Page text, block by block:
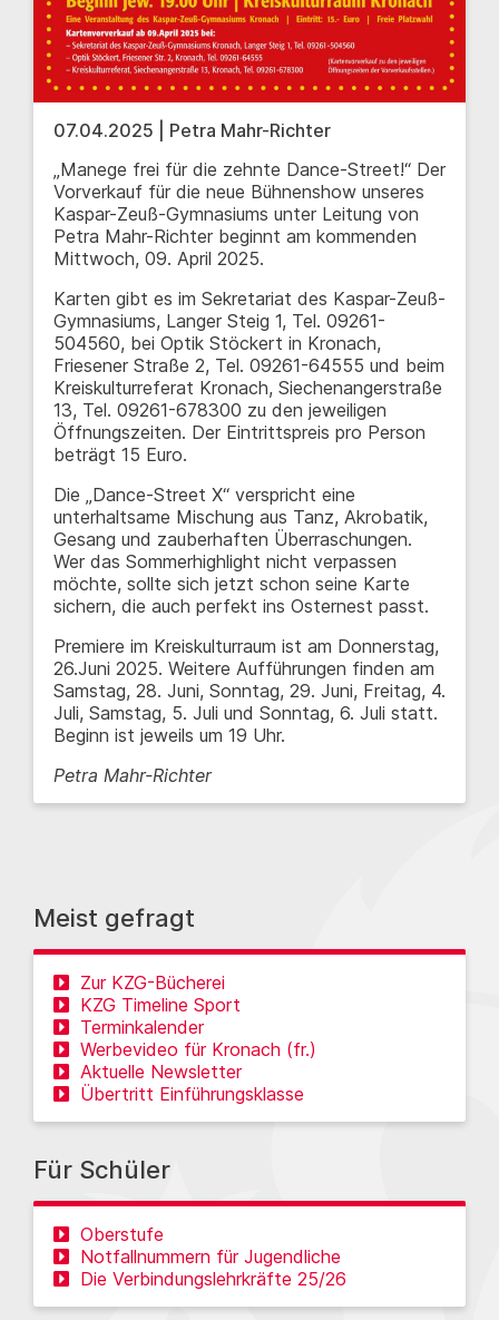
07.04.2025 | Petra Mahr-Richter
„Manege frei für die zehnte Dance-Street!“ Der
Vorverkauf für die neue Bühnenshow unseres
Kaspar-Zeuß-Gymnasiums unter Leitung von
Petra Mahr-Richter beginnt am kommenden
Mittwoch, 09. April 2025.
Karten gibt es im Sekretariat des Kaspar-Zeuß-
Gymnasiums, Langer Steig 1, Tel. 09261-
504560, bei Optik Stöckert in Kronach,
Friesener Straße 2, Tel. 09261-64555 und beim
Kreiskulturreferat Kronach, Siechenangerstraße
13, Tel. 09261-678300 zu den jeweiligen
Öffnungszeiten. Der Eintrittspreis pro Person
beträgt 15 Euro.
Die „Dance-Street X“ verspricht eine
unterhaltsame Mischung aus Tanz, Akrobatik,
Gesang und zauberhaften Überraschungen.
Wer das Sommerhighlight nicht verpassen
möchte, sollte sich jetzt schon seine Karte
sichern, die auch perfekt ins Osternest passt.
Premiere im Kreiskulturraum ist am Donnerstag,
26.Juni 2025. Weitere Aufführungen finden am
Samstag, 28. Juni, Sonntag, 29. Juni, Freitag, 4.
Juli, Samstag, 5. Juli und Sonntag, 6. Juli statt.
Beginn ist jeweils um 19 Uhr.
Petra Mahr-Richter
Meist gefragt
Zur KZG-Bücherei
KZG Timeline Sport
Terminkalender
Werbevideo für Kronach (fr.)
Aktuelle Newsletter
Übertritt Einführungsklasse
Für Schüler
Oberstufe
Notfallnummern für Jugendliche
Die Verbindungslehrkräfte 25/26